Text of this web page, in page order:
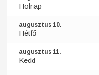
Holnap
augusztus 10.
Hétfő
augusztus 11.
Kedd